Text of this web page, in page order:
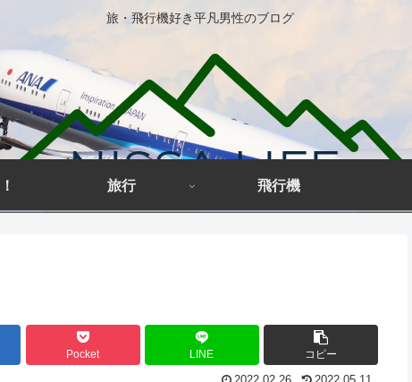
旅・飛行機好き平凡男性のブログ
旅行 飛行機
Pocket LINE コピー